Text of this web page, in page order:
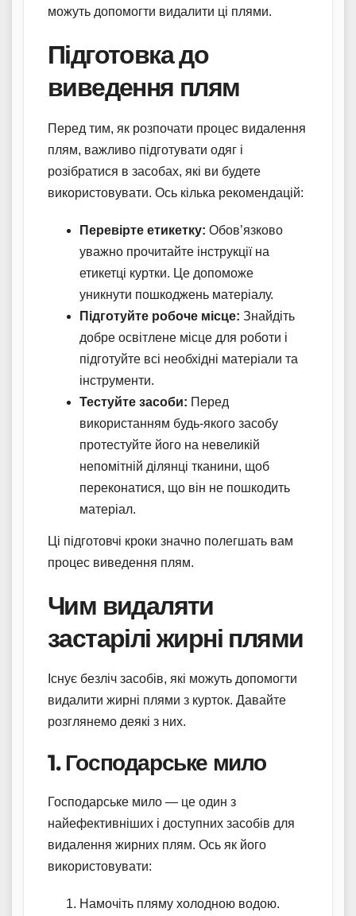
можуть допомогти видалити ці плями.
Підготовка до
виведення плям
Перед тим, як розпочати процес видалення
плям, важливо підготувати одяг і
розібратися в засобах, які ви будете
використовувати. Ось кілька рекомендацій:
Перевірте етикетку: Обов’язково
уважно прочитайте інструкції на
етикетці куртки. Це допоможе
уникнути пошкоджень матеріалу.
Підготуйте робоче місце: Знайдіть
добре освітлене місце для роботи і
підготуйте всі необхідні матеріали та
інструменти.
Тестуйте засоби: Перед
використанням будь-якого засобу
протестуйте його на невеликій
непомітній ділянці тканини, щоб
переконатися, що він не пошкодить
матеріал.
Ці підготовчі кроки значно полегшать вам
процес виведення плям.
Чим видаляти
застарілі жирні плями
Існує безліч засобів, які можуть допомогти
видалити жирні плями з курток. Давайте
розглянемо деякі з них.
1. Господарське мило
Господарське мило — це один з
найефективніших і доступних засобів для
видалення жирних плям. Ось як його
використовувати:
Намочіть пляму холодною водою.